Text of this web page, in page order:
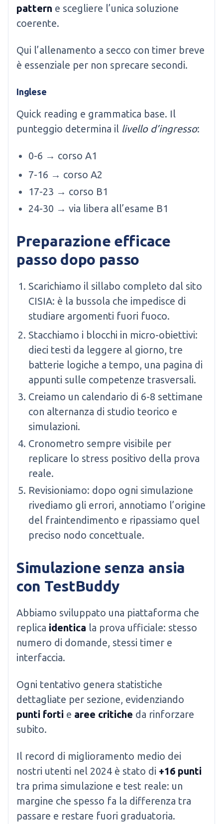
pattern e scegliere l’unica soluzione
coerente.
Qui l’allenamento a secco con timer breve
è essenziale per non sprecare secondi.
Inglese
Quick reading e grammatica base. Il
punteggio determina il livello d’ingresso:
0-6 → corso A1
7-16 → corso A2
17-23 → corso B1
24-30 → via libera all’esame B1
Preparazione efficace
passo dopo passo
Scarichiamo il sillabo completo dal sito
CISIA: è la bussola che impedisce di
studiare argomenti fuori fuoco.
Stacchiamo i blocchi in micro-obiettivi:
dieci testi da leggere al giorno, tre
batterie logiche a tempo, una pagina di
appunti sulle competenze trasversali.
Creiamo un calendario di 6-8 settimane
con alternanza di studio teorico e
simulazioni.
Cronometro sempre visibile per
replicare lo stress positivo della prova
reale.
Revisioniamo: dopo ogni simulazione
rivediamo gli errori, annotiamo l’origine
del fraintendimento e ripassiamo quel
preciso nodo concettuale.
Simulazione senza ansia
con TestBuddy
Abbiamo sviluppato una piattaforma che
replica identica la prova ufficiale: stesso
numero di domande, stessi timer e
interfaccia.
Ogni tentativo genera statistiche
dettagliate per sezione, evidenziando
punti forti e aree critiche da rinforzare
subito.
Il record di miglioramento medio dei
nostri utenti nel 2024 è stato di +16 punti
tra prima simulazione e test reale: un
margine che spesso fa la differenza tra
passare e restare fuori graduatoria.